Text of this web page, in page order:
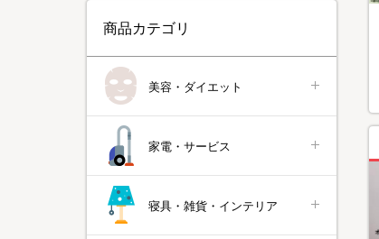
商品カテゴリ
美容・ダイエット
家電・サービス
寝具・雑貨・インテリア